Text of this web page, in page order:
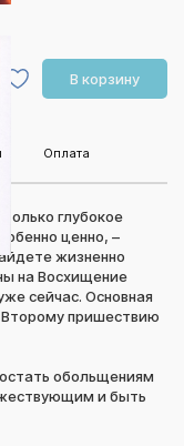
В корзину
Оплата
глубокое
ценно, –
жизненно
на Восхищение
сейчас. Основная
Второму пришествию
обольщениям
и быть